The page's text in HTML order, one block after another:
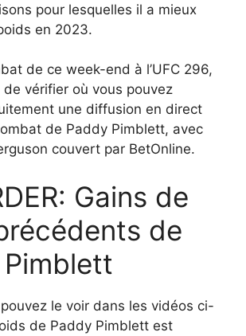
pour lesquelles il a mieux
en 2023.
de ce week-end à l’UFC 296,
vérifier où vous pouvez
une diffusion en direct
de Paddy Pimblett, avec
couvert par BetOnline.
Gains de
de
le voir dans les vidéos ci-
de Paddy Pimblett est